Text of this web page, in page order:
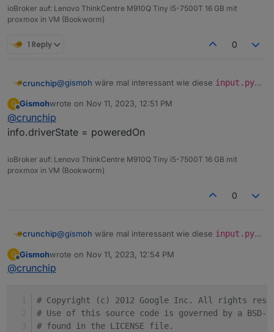
@gismohsagte in
heisst aber noch nicht das er auch funktioniert
es muss auch in den Objekten der
info.driverStatepassen
ioBroker auf: Lenovo ThinkCentre M910Q Tiny i5-7500T 16 GB mit
proxmox in VM (Bookworm)
1 Reply 0
crunchip@gismoh wäre mal interessant wie diese input.py
oder ob es da die angemeckerte
@gismohsagte in
heisst aber noch nicht das er auch funktioniert
info.driverStatepassen
G Gismohwrote on Nov 11, 2023, 12:51 PM
last edited by
@crunchip
info.driverState = poweredOn
ioBroker auf: Lenovo ThinkCentre M910Q Tiny i5-7500T 16 GB mit
proxmox in VM (Bookworm)
0
crunchip@gismoh wäre mal interessant wie diese input.py
@gismohsagte inioBroker auf neuer Maschine
G Gismohwrote on Nov 11, 2023, 12:54 PM
last edited by
@crunchip
# Copyright (c) 2012 Google Inc. All rights
# Use of this source code is governed by a
# found in the LICENSE file.